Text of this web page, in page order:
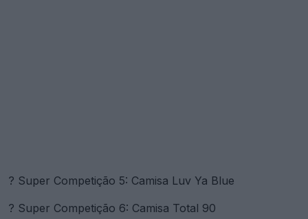
? Super Competição 5: Camisa Luv Ya Blue
? Super Competição 6: Camisa Total 90